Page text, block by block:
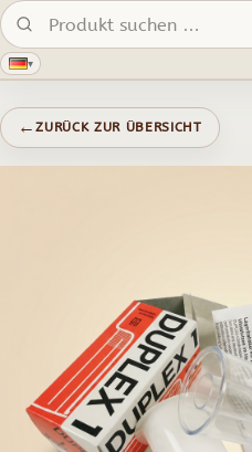
Produkte suchen:
▾
←ZURÜCK ZUR ÜBERSICHT